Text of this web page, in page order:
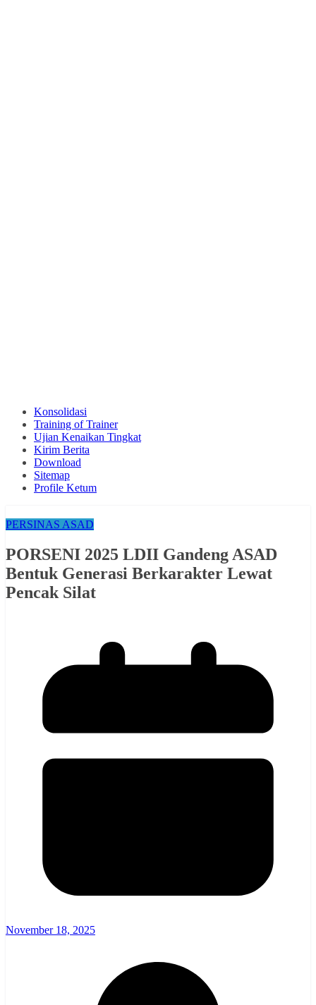
Konsolidasi
Training of Trainer
Ujian Kenaikan Tingkat
Kirim Berita
Download
Sitemap
Profile Ketum
PERSINAS ASAD
PORSENI 2025 LDII Gandeng ASAD
Bentuk Generasi Berkarakter Lewat
Pencak Silat
November 18, 2025